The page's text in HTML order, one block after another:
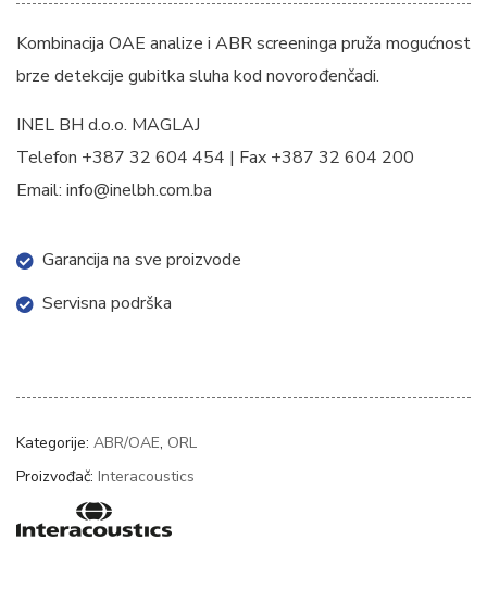
Kombinacija OAE analize i ABR screeninga pruža mogućnost
brze detekcije gubitka sluha kod novorođenčadi.
INEL BH d.o.o. MAGLAJ
Telefon +387 32 604 454 | Fax +387 32 604 200
Email: info@inelbh.com.ba
Garancija na sve proizvode
Servisna podrška
Kategorije: ABR/OAE, ORL
Proizvođač: Interacoustics